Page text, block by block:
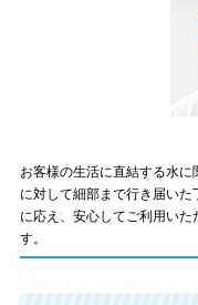
お客様の生活に直結する水
に対して細部まで行き届い
に応え、安心してご利用い
す。